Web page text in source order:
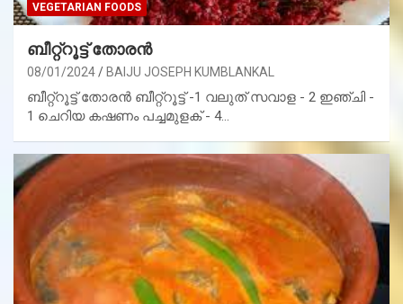
VEGETARIAN FOODS
ബീറ്റ്റൂട്ട് തോരൻ
08/01/2024 BAIJU JOSEPH KUMBLANKAL
ബീറ്റ്റൂട്ട് തോരൻ ബീറ്റ്റൂട്ട് -1 വലുത് സവാള - 2 ഇഞ്ചി -
1 ചെറിയ കഷണം പച്ചമുളക് - 4…